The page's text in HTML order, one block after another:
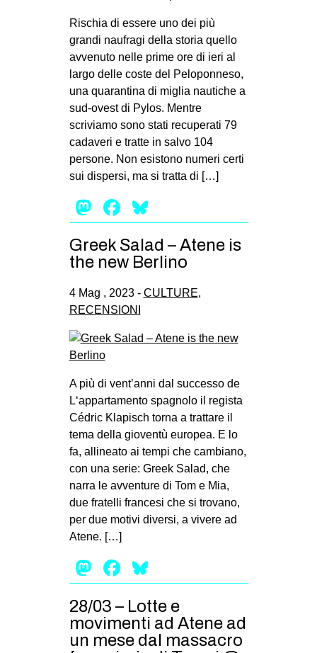
Rischia di essere uno dei più
grandi naufragi della storia quello
avvenuto nelle prime ore di ieri al
largo delle coste del Peloponneso,
una quarantina di miglia nautiche a
sud-ovest di Pylos. Mentre
scriviamo sono stati recuperati 79
cadaveri e tratte in salvo 104
persone. Non esistono numeri certi
sui dispersi, ma si tratta di […]
Mastodon
Facebook
Greek Salad – Atene is
the new Berlino
4 Mag , 2023 - CULTURE,
RECENSIONI
A più di vent’anni dal successo de
L‘appartamento spagnolo il regista
Cédric Klapisch torna a trattare il
tema della gioventù europea. E lo
fa, allineato ai tempi che cambiano,
con una serie: Greek Salad, che
narra le avventure di Tom e Mia,
due fratelli francesi che si trovano,
per due motivi diversi, a vivere ad
Atene. […]
Mastodon
Facebook
28/03 – Lotte e
movimenti ad Atene ad
un mese dal massacro